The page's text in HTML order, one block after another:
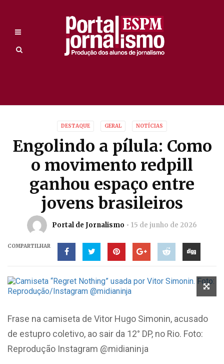
DESTAQUE GERAL NOTÍCIAS
Engolindo a pílula: Como
o movimento redpill
ganhou espaço entre
jovens brasileiros
Portal de Jornalismo 15 de junho de 2026
COMPARTILHAR
Frase na camiseta de Vitor Hugo Simonin, acusado
de estupro coletivo, ao sair da 12° DP, no Rio. Foto:
Reprodução Instagram @midianinja